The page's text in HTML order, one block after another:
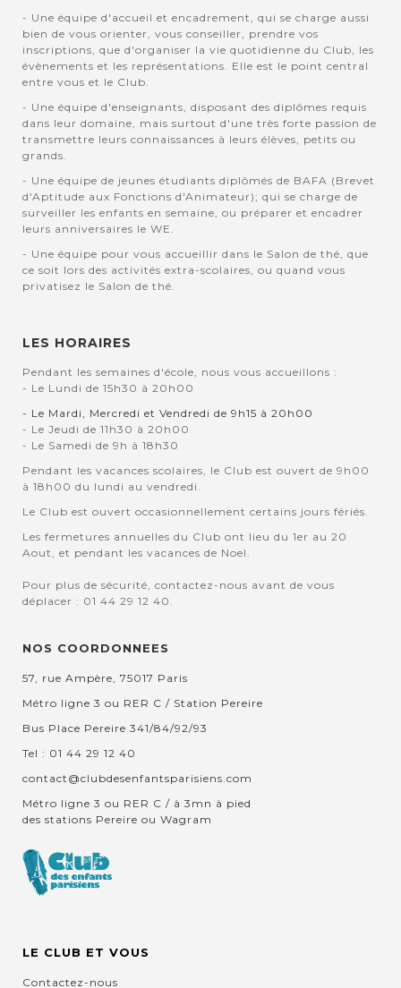
- Une équipe d'accueil et encadrement, qui se charge aussi
bien de vous orienter, vous conseiller, prendre vos
inscriptions, que d'organiser la vie quotidienne du Club, les
évènements et les représentations. Elle est le point central
entre vous et le Club.
- Une équipe d'enseignants, disposant des diplômes requis
dans leur domaine, mais surtout d'une très forte passion de
transmettre leurs connaissances à leurs élèves, petits ou
grands.
- Une équipe de jeunes étudiants diplômés de BAFA (Brevet
d'Aptitude aux Fonctions d'Animateur); qui se charge de
surveiller les enfants en semaine, ou préparer et encadrer
leurs anniversaires le WE.
- Une équipe pour vous accueillir dans le Salon de thé, que
ce soit lors des activités extra-scolaires, ou quand vous
privatisez le Salon de thé.
LES HORAIRES
Pendant les semaines d'école, nous vous accueillons :
- Le Lundi de 15h30 à 20h00
- Le Mardi, Mercredi et Vendredi de 9h15 à 20h00
- Le Jeudi de 11h30 à 20h00
- Le Samedi de 9h à 18h30
Pendant les vacances scolaires, le Club est ouvert de 9h00
à 18h00 du lundi au vendredi.
Le Club est ouvert occasionnellement certains jours fériés.
Les fermetures annuelles du Club ont lieu du 1er au 20
Aout, et pendant les vacances de Noel.
Pour plus de sécurité, contactez-nous avant de vous
déplacer : 01 44 29 12 40.
NOS COORDONNEES
57, rue Ampère, 75017 Paris
Métro ligne 3 ou RER C / Station Pereire
Bus Place Pereire 341/84/92/93
Tel : 01 44 29 12 40
contact@clubdesenfantsparisiens.com
Métro ligne 3 ou RER C / à 3mn à pied
des stations Pereire ou Wagram
LE CLUB ET VOUS
Contactez-nous